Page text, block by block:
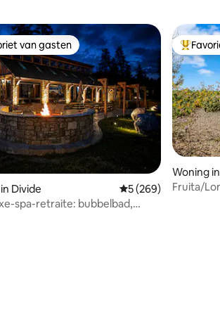
van gasten
van gasten
Divide Gemiddelde
5 (269)
spa-retraite: bubbelbad,
Woning
Fruita/